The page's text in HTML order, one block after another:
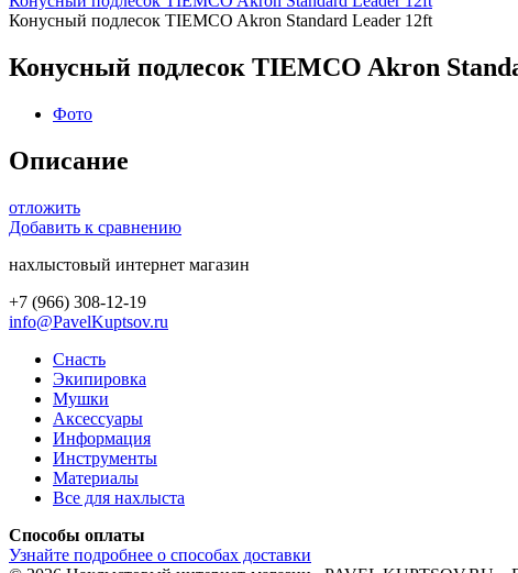
Конусный подлесок TIEMCO Akron Standard Leader 12ft
Конусный подлесок TIEMCO Akron
Фото
Описание
отложить
Добавить к сравнению
нахлыстовый интернет магазин
+7 (966) 308-12-19
info@PavelKuptsov.ru
Снасть
Экипировка
Мушки
Аксессуары
Информация
Инструменты
Материалы
Все для нахлыста
Способы оплаты
Узнайте подробнее о способах доставки